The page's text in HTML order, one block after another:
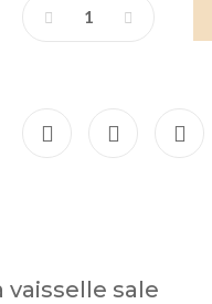
vaisselle sale